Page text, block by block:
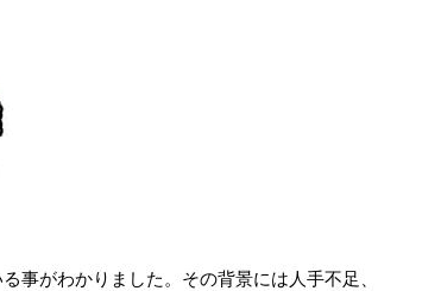
事がわかりました。その背景には人手不足、